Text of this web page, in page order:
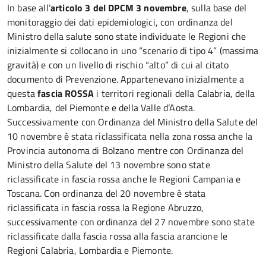
In base all’articolo 3 del DPCM 3 novembre, sulla base del
monitoraggio dei dati epidemiologici, con ordinanza del
Ministro della salute sono state individuate le Regioni che
inizialmente si collocano in uno “scenario di tipo 4” (massima
gravità) e con un livello di rischio “alto” di cui al citato
documento di Prevenzione. Appartenevano inizialmente a
questafascia ROSSA i territori regionali della Calabria, della
Lombardia, del Piemonte e della Valle d’Aosta.
Successivamente con Ordinanza del Ministro della Salute del
10 novembre è stata riclassificata nella zona rossa anche la
Provincia autonoma di Bolzano mentre con Ordinanza del
Ministro della Salute del 13 novembre sono state
riclassificate in fascia rossa anche le Regioni Campania e
Toscana. Con ordinanza del 20 novembre è stata
riclassificata in fascia rossa la Regione Abruzzo,
successivamente con ordinanza del 27 novembre sono state
riclassificate dalla fascia rossa alla fascia arancione le
Regioni Calabria, Lombardia e Piemonte.